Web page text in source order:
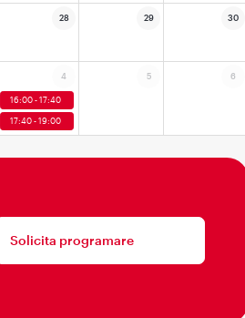
28 29 30
4 5 6
16:00 - 17:40
17:40 - 19:00
Solicita programare